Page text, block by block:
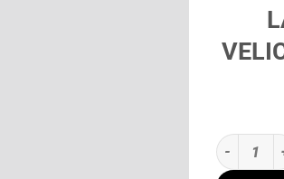
LANCI ZA